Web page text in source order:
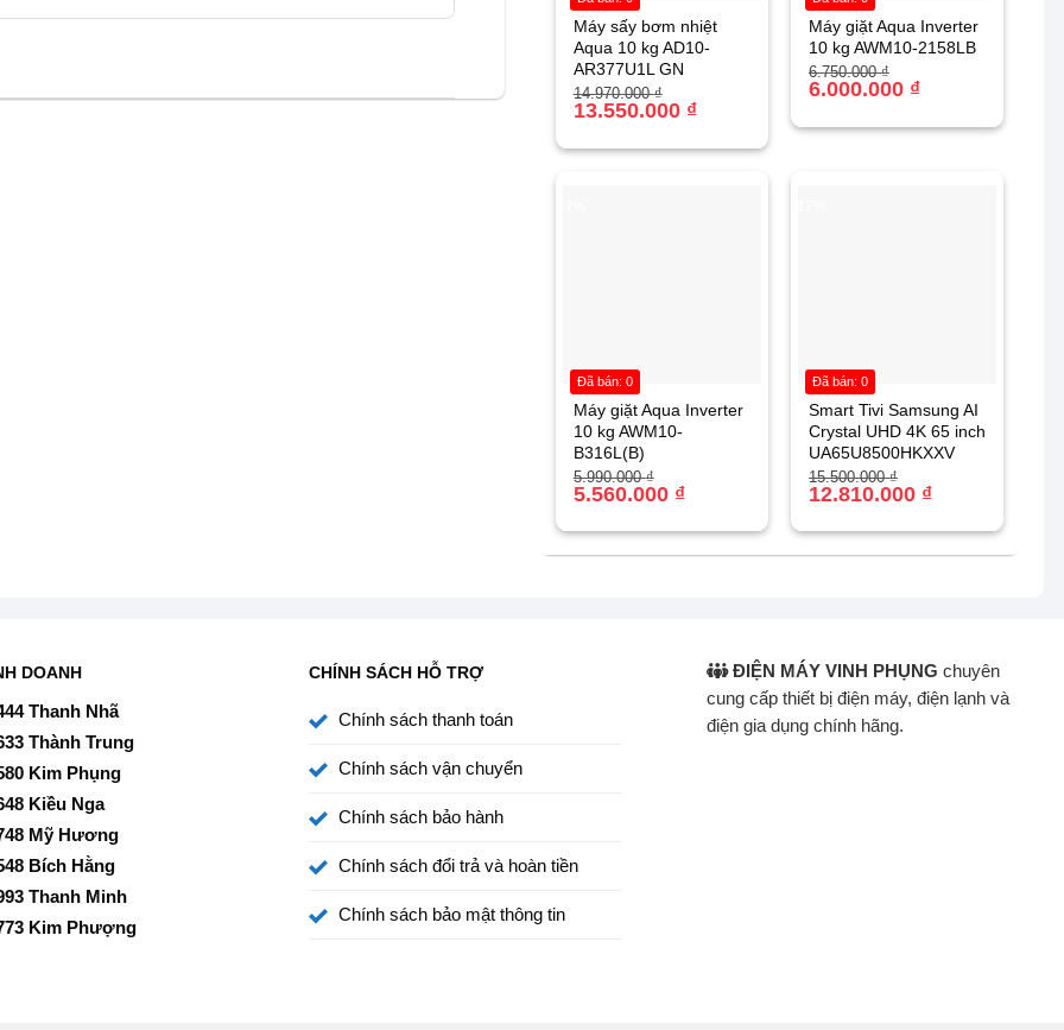
tối đa nhu cầu của gia đình từ 5–7 thành viên. Khoang
kín.
dùng dễ dàng tùy chỉnh nhiệt độ. Thiết kế giao diện rõ
569 lít R-WB640VGV0 GBK
Máy sấy bơm nhiệt
Aqua 10 kg AD10-
AR377U1L GN
14.970.000₫
Giá
gốc
13.550.000 ₫
Giá
hiện
13.550.000 ₫.
Máy giặt Aqua Inverter
10 kg AWM10-2158LB
6.750.000₫
Giá
gốc
6.000.000 ₫
Giá
hiện
6.000.000 ₫.
Máy giặt Aqua Inverter
10 kg AWM10-
B316L(B)
5.990.000₫
Giá
gốc
5.560.000 ₫
Giá
hiện
5.560.000 ₫.
Đã bán: 0
Smart Tivi Samsung AI
Crystal UHD 4K 65 inch
UA65U8500HKXXV
15.500.000₫
Giá
gốc
12.810.000 ₫
Giá
hiện
12.810.000 ₫.
Đã bán: 0
DOANH
Thanh Nhã
Thành Trung
Kim Phụng
Kiều Nga
Mỹ Hương
Bích Hằng
Thanh Minh
Kim Phượng
CHÍNH SÁCH HỖ TRỢ
Chính sách thanh toán
Chính sách vận chuyển
Chính sách bảo hành
Chính sách đổi trả và hoàn tiền
Chính sách bảo mật thông tin
ĐIỆN MÁY VINH PHỤNG chuyên
cung cấp thiết bị điện máy, điện lạnh và
điện gia dụng chính hãng.